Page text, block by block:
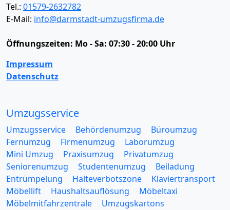
Tel.: 01579-2632782
E-Mail: info@darmstadt-umzugsfirma.de
Öffnungszeiten: Mo - Sa: 07:30 - 20:00 Uhr
Impressum
Datenschutz
Umzugsservice
Umzugsservice Behördenumzug
Büroumzug
Fernumzug
Firmenumzug
Laborumzug
Mini Umzug
Praxisumzug
Privatumzug
Seniorenumzug
Studentenumzug
Beiladung
Entrümpelung
Halteverbotszone
Klaviertransport
Möbellift
Haushaltsauflösung
Möbeltaxi
Möbelmitfahrzentrale
Umzugskartons